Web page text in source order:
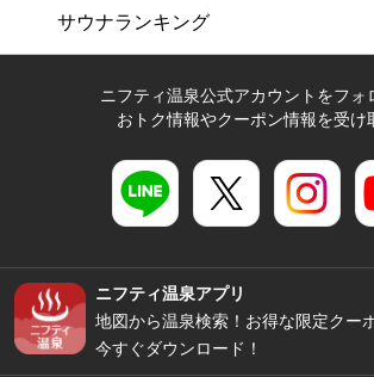
サウナランキング
ニフティ温泉公式アカウントをフォ
おトク情報やクーポン情報を受け
ニフティ温泉アプリ
地図から温泉検索！お得な限定クー
今すぐダウンロード！